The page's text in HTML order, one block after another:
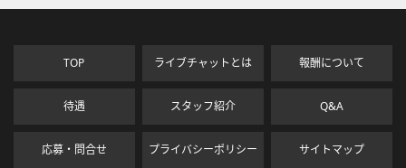
TOP ライブチャットとは 報酬について
待遇 スタッフ紹介 Q&A
応募・問合せ プライバシーポリシー サイトマップ